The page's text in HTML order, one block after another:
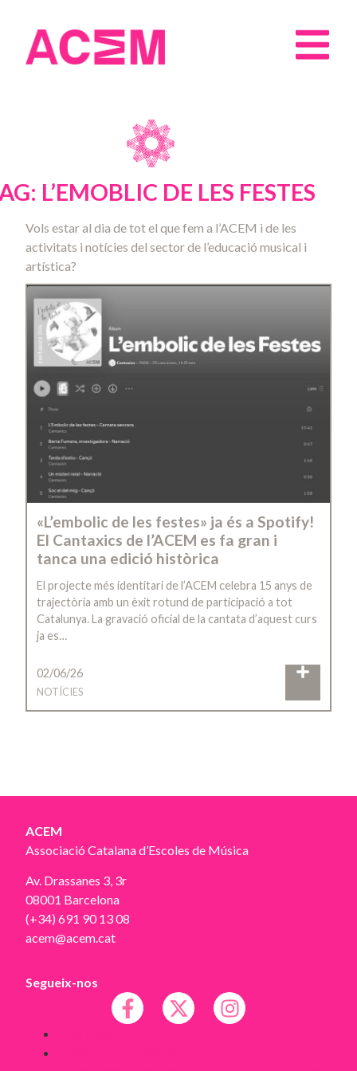
L’EMOBLIC DE LES FESTES
Vols estar al dia de tot el que fem a l’ACEM i de les
activitats i notícies del sector de l’educació musical i
artística?
«L’embolic de les festes» ja és a Spotify!
El Cantaxics de l’ACEM es fa gran i
tanca una edició històrica
El projecte més identitari de l’ACEM celebra 15 anys de
trajectòria amb un èxit rotund de participació a tot
Catalunya. La gravació oficial de la cantata d’aquest curs
ja es…
02/06/26
NOTÍCIES
ACEM
Associació Catalana d’Escoles de Música
Av. Drassanes 3, 3r
08001 Barcelona
(+34) 691 90 13 08
acem@acem.cat
Segueix-nos